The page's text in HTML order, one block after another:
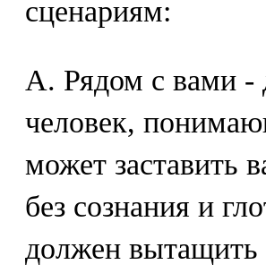
сценариям:
А. Рядом с вами -
человек,
может заставить
без сознания и
должен вытащить